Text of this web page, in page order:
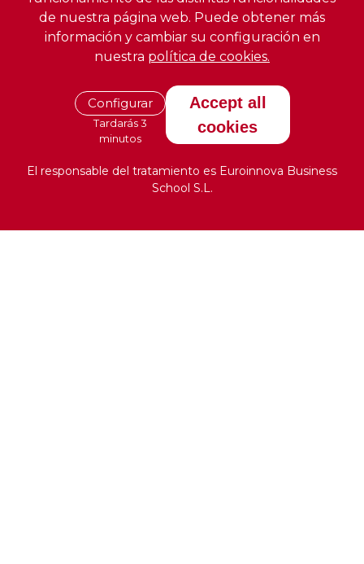
de nuestra página web. Puede obtener más
información y cambiar su configuración en
nuestra política de cookies.
Configurar
Tardarás 3
minutos
Accept all
cookies
El responsable del tratamiento es Euroinnova Business
School S.L.